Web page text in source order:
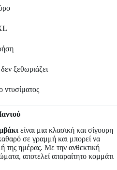
ξεθωριάζει
ντυσίματος
είναι μια κλασική και σίγουρη
σε γραμμή και μπορεί να
της ημέρας. Με την ανθεκτική
αποτελεί απαραίτητο κομμάτι